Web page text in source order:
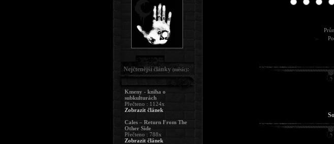
Nejčtenější články (měsíc):
Kmeny - kniha o
subkulturách
Přečteno : 1124x
Zobrazit článek
Cales – Return From The
Other Side
Přečteno : 788x
Zobrazit článek